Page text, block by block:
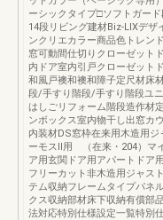
ーシックタイプ□ソフトガー
14段リビング建材Biz-LIXデザ
ンクリエカラー商品色トレン
窓可動間仕切りクローゼット
内ドア室内引戸クローゼット
和風戸襖和襖和障子定尺材床
段/手すり階段/手すり階段ユ
はしごリフォーム階段造作材
ンボックス室内物干し出窓カ
内装材DS窓枠在来用木造用
ーモスⅡ用 （在来・204）マ
ア用玄関ドア用アパートドア
フリーカット非木造用ジャス
テム収納フレームタイプパネ
クス収納部材床下収納有償部
法対応特別仕様設定一覧特別